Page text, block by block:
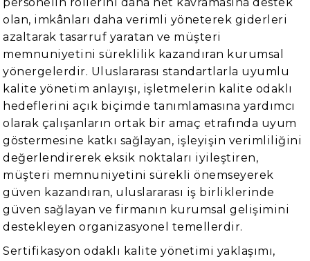
olan, imkânları daha verimli yöneterek giderleri
azaltarak tasarruf yaratan ve müşteri
memnuniyetini süreklilik kazandıran kurumsal
yönergelerdir. Uluslararası standartlarla uyumlu
kalite yönetim anlayışı, işletmelerin kalite odaklı
hedeflerini açık biçimde tanımlamasına yardımcı
olarak çalışanların ortak bir amaç etrafında uyum
göstermesine katkı sağlayan, işleyişin verimliliğini
değerlendirerek eksik noktaları iyileştiren,
müşteri memnuniyetini sürekli önemseyerek
güven kazandıran, uluslararası iş birliklerinde
güven sağlayan ve firmanın kurumsal gelişimini
destekleyen organizasyonel temellerdir.
Sertifikasyon odaklı kalite yönetimi yaklaşımı,